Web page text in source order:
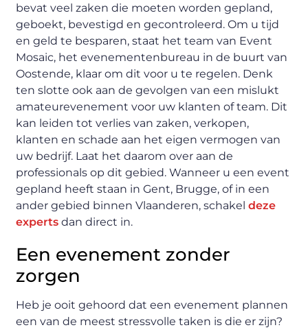
bevat veel zaken die moeten worden gepland,
geboekt, bevestigd en gecontroleerd. Om u tijd
en geld te besparen, staat het team van Event
Mosaic, het evenementenbureau in de buurt van
Oostende, klaar om dit voor u te regelen. Denk
ten slotte ook aan de gevolgen van een mislukt
amateurevenement voor uw klanten of team. Dit
kan leiden tot verlies van zaken, verkopen,
klanten en schade aan het eigen vermogen van
uw bedrijf. Laat het daarom over aan de
professionals op dit gebied. Wanneer u een event
gepland heeft staan in Gent, Brugge, of in een
ander gebied binnen Vlaanderen, schakeldeze
experts dan direct in.
Een evenement zonder
zorgen
Heb je ooit gehoord dat een evenement plannen
een van de meest stressvolle taken is die er zijn?